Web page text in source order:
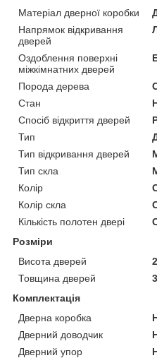
Матеріал дверної коробки
Напрямок відкривання
дверей
Оздоблення поверхні
міжкімнатних дверей
Порода дерева
Стан
Спосіб відкриття дверей
Тип
Тип відкривання дверей
Тип скла
Колір
Колір скла
Кількість полотен двері
Розміри
Висота дверей
Товщина дверей
Комплектація
Дверна коробка
Дверний доводчик
Дверний упор